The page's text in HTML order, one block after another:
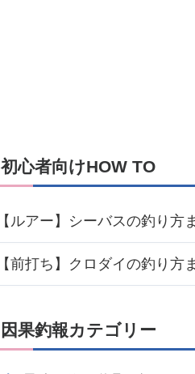
初心者向けHOW TO
【ルアー】シーバスの釣り方
【前打ち】クロダイの釣り方
因果釣報カテゴリー